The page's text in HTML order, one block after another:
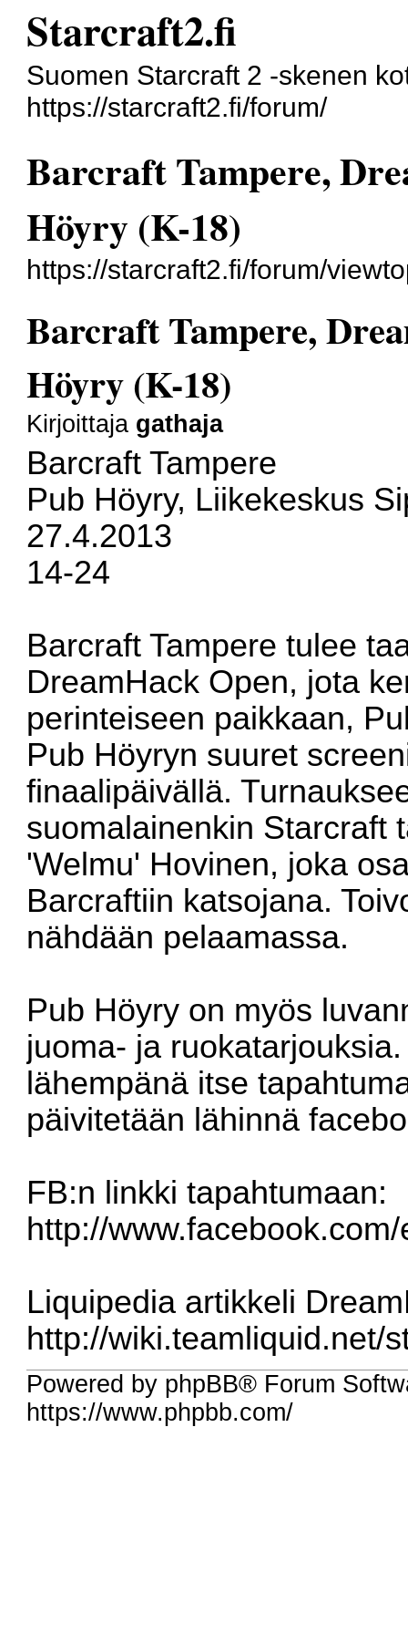
Starcraft2.fi
Suomen Starcraft 2 -skenen
https://starcraft2.fi/forum/
Barcraft Tampere,
Höyry (K-18)
https://starcraft2.fi/forum/
Barcraft Tampere,
Höyry (K-18)
Kirjoittaja gathaja
Barcraft Tampere
Pub Höyry, Liikekeskus
27.4.2013
14-24
Barcraft Tampere tulee
DreamHack Open, jota
perinteiseen paikkaan,
Pub Höyryn suuret
finaalipäivällä.
suomalainenkin Starcraft
'Welmu' Hovinen, joka
Barcraftiin katsojana.
nähdään pelaamassa.
Pub Höyry on myös
juoma- ja
lähempänä itse
päivitetään lähinnä
FB:n linkki tapahtumaan:
http://
Liquipedia artikkeli
http://wiki.teamliquid.net/
Powered by phpBB® Forum
https://www.phpbb.com/